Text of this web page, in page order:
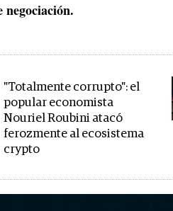
"Totalmente corrupto": el
popular economista
Nouriel Roubini atacó
ferozmente al ecosistema
crypto